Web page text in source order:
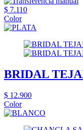
$ 7.110
Color
BRIDAL
$ 12.900
Color